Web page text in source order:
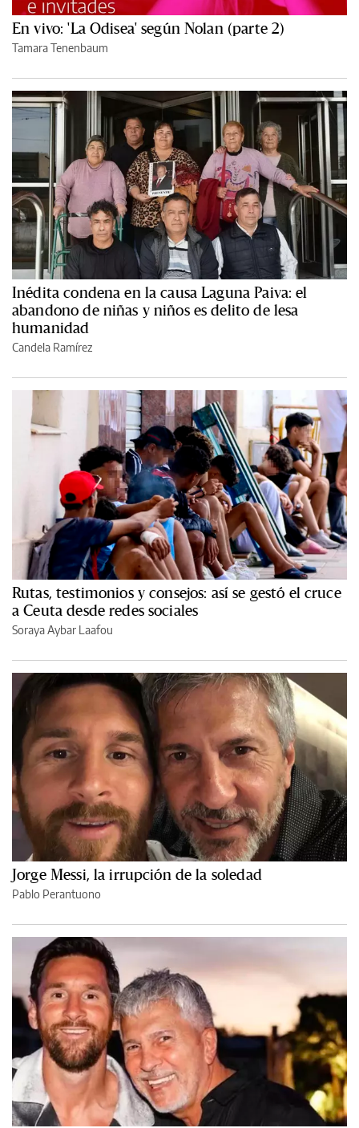
En vivo: 'La Odisea' según Nolan (parte 2)
Tamara Tenenbaum
Inédita condena en la causa Laguna Paiva: el
abandono de niñas y niños es delito de lesa
humanidad
Candela Ramírez
Rutas, testimonios y consejos: así se gestó el cruce
a Ceuta desde redes sociales
Soraya Aybar Laafou
Jorge Messi, la irrupción de la soledad
Pablo Perantuono